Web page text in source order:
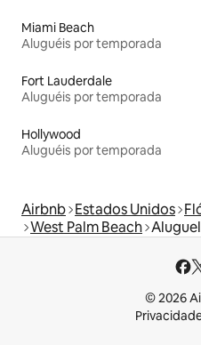
Miami Beach
Aluguéis por temporada
Fort Lauderdale
Aluguéis por temporada
Hollywood
Aluguéis por temporada
Airbnb Estados Unidos
West Palm Beach
© 2026